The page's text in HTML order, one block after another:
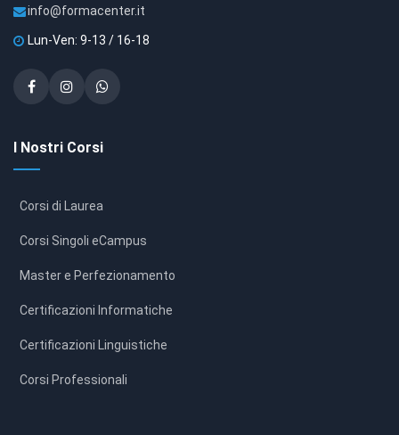
info@formacenter.it
Lun-Ven: 9-13 / 16-18
I Nostri Corsi
Corsi di Laurea
Corsi Singoli eCampus
Master e Perfezionamento
Certificazioni Informatiche
Certificazioni Linguistiche
Corsi Professionali